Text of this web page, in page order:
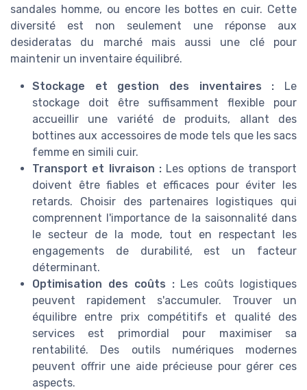
sandales homme, ou encore les bottes en cuir. Cette
diversité est non seulement une réponse aux
desideratas du marché mais aussi une clé pour
maintenir un inventaire équilibré.
Stockage et gestion des inventaires : Le
stockage doit être suffisamment flexible pour
accueillir une variété de produits, allant des
bottines aux accessoires de mode tels que les sacs
femme en simili cuir.
Transport et livraison :Les options de transport
doivent être fiables et efficaces pour éviter les
retards. Choisir des partenaires logistiques qui
comprennent l'importance de la saisonnalité dans
le secteur de la mode, tout en respectant les
engagements de durabilité, est un facteur
déterminant.
Optimisation des coûts :Les coûts logistiques
peuvent rapidement s'accumuler. Trouver un
équilibre entre prix compétitifs et qualité des
services est primordial pour maximiser sa
rentabilité. Des outils numériques modernes
peuvent offrir une aide précieuse pour gérer ces
aspects.